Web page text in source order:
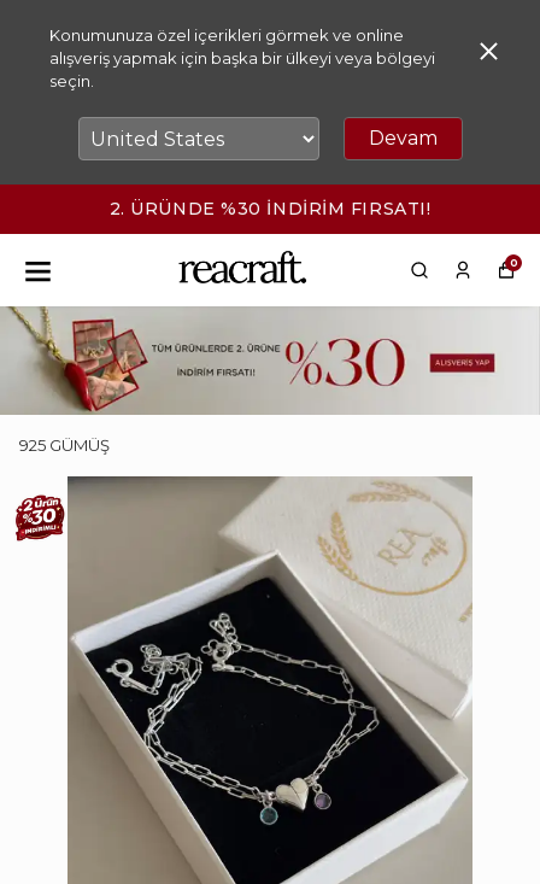
Konumunuza özel içerikleri görmek ve online
alışveriş yapmak için başka bir ülkeyi veya bölgeyi
seçin.
Devam
2500₺ ÜZERİ KARGO ÜCRETSİZ!
0
925 GÜMÜŞ